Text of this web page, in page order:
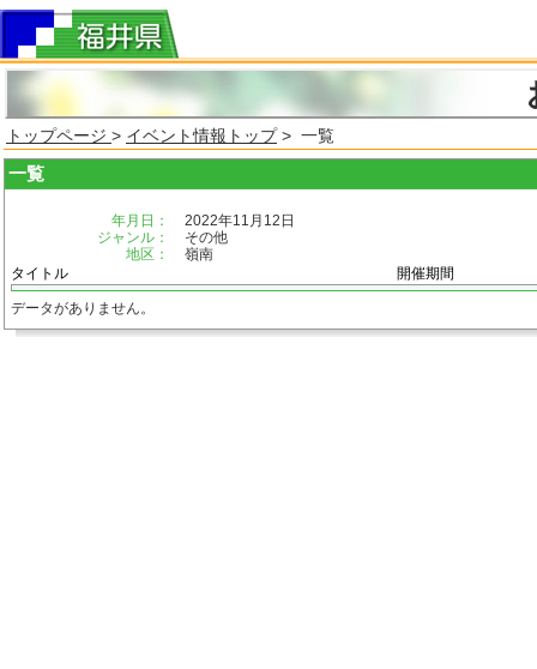
トップページ > イベント情報トップ> 一覧
一覧
年月日：
2022年11月12日
ジャンル：
その他
地区：
嶺南
タイトル
開催期間
データがありません。